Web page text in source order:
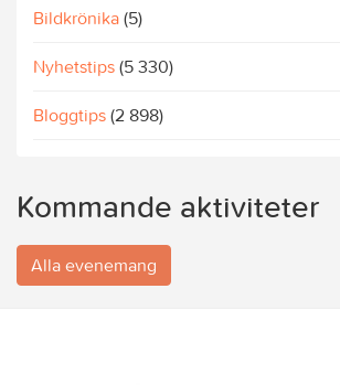
Bildkrönika (5)
Nyhetstips (5 330)
Bloggtips (2 898)
Kommande aktiviteter
Alla evenemang